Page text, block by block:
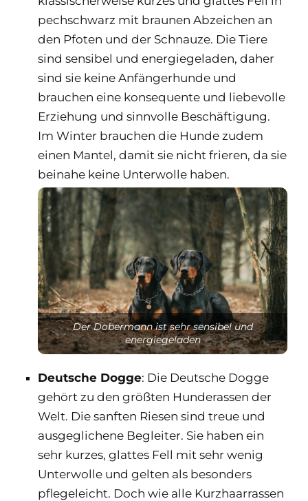
pechschwarz mit braunen Abzeichen an
den Pfoten und der Schnauze. Die Tiere
sind sensibel und energiegeladen, daher
sind sie keine Anfängerhunde und
brauchen eine konsequente und liebevolle
Erziehung und sinnvolle Beschäftigung.
Im Winter brauchen die Hunde zudem
einen Mantel, damit sie nicht frieren, da sie
beinahe keine Unterwolle haben.
Der Dobermann ist sehr sensibel und
energiegeladen
Deutsche Dogge: Die Deutsche Dogge
gehört zu den größten Hunderassen der
Welt. Die sanften Riesen sind treue und
ausgeglichene Begleiter. Sie haben ein
sehr kurzes, glattes Fell mit sehr wenig
Unterwolle und gelten als besonders
pflegeleicht. Doch wie alle Kurzhaarrassen